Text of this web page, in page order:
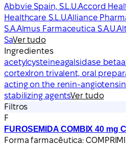
Abbvie Spain, S.L.U.Accord
Healthcare S.L.U.Alliance
S.A.Almus Farmaceutica S.A.U.
SaVer tudo
Ingredientes
acetylcysteineagalsidase beta
cortexIron trivalent, oral
acting on the renin-
stabilizing agentsVer tudo
Filtros
F
FUROSEMIDA COMBIX 40 mg
Forma farmacêutica: